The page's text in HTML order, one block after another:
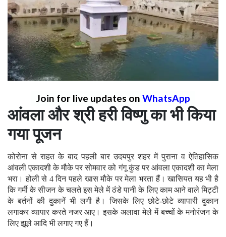
Join for live updates on WhatsApp
आंवला और श्री हरी विष्णु का भी किया
गया पूजन
कोरोना से राहत के बाद पहली बार उदयपुर शहर में पुराना व ऐतिहासिक
आंवली एकादशी के मौके पर सोमवार को गंगू कुंड पर आंवला एकादशी का मेला
भरा। होली से 4 दिन पहले खास मौके पर मेला भरता हैं। खासियत यह भी है
कि गर्मी के सीजन के चलते इस मेले में ठंडे पानी के लिए काम आने वाले मिट्टी
के बर्तनों की दुकानें भी लगी है। जिसके लिए छोटे-छोटे व्यापारी दुकान
लगाकर व्यापार करते नजर आए। इसके अलावा मेले में बच्चों के मनोरंजन के
लिए झूले आदि भी लगाए गए हैं।